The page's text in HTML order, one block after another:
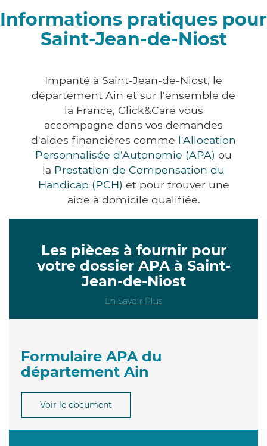
Informations pratiques pour
Saint-Jean-de-Niost
Impanté à Saint-Jean-de-Niost, le
département Ain et sur l'ensemble de
la France, Click&Care vous
accompagne dans vos demandes
d'aides financières comme l'Allocation
Personnalisée d'Autonomie (APA) ou
la Prestation de Compensation du
Handicap (PCH) et pour trouver une
aide à domicile qualifiée.
Les pièces à fournir pour
votre dossier APA à Saint-
Jean-de-Niost
En Savoir Plus
Formulaire APA du
département Ain
Voir le document